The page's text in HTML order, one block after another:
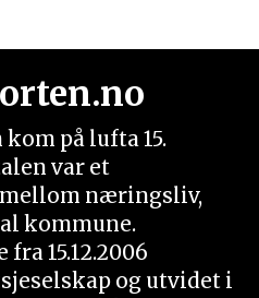
på lufta 15.
var et
næringsliv,
kommune.
15.12.2006
og utvidet i